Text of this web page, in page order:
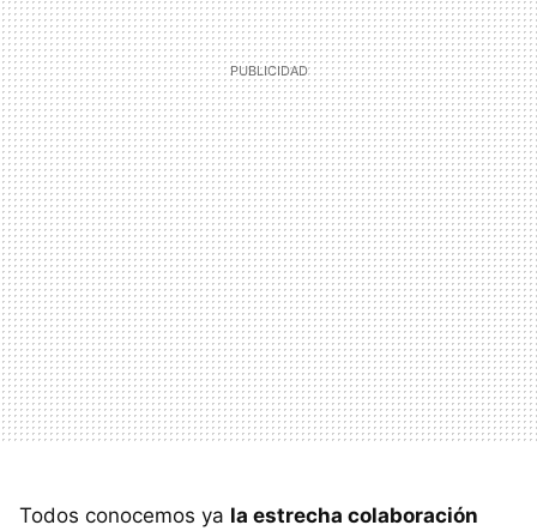
Todos conocemos ya la estrecha colaboración